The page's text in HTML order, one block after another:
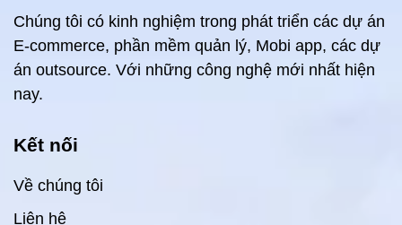
Chúng tôi có kinh nghiệm trong phát triển các dự án
E-commerce, phần mềm quản lý, Mobi app, các dự
án outsource. Với những công nghệ mới nhất hiện
nay.
Kết nối
Về chúng tôi
Liên hệ